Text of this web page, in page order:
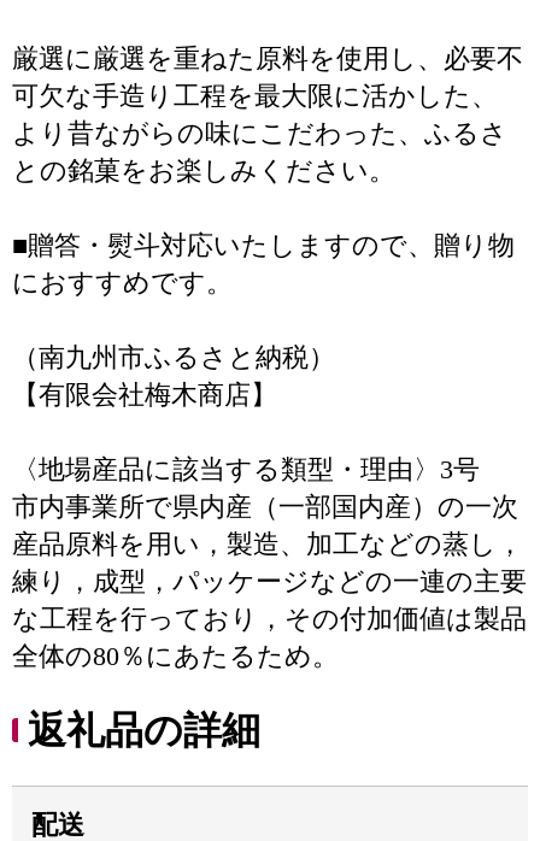
厳選に厳選を重ねた原料を使用し、必要不
可欠な手造り工程を最大限に活かした、
より昔ながらの味にこだわった、ふるさ
との銘菓をお楽しみください。
■贈答・熨斗対応いたしますので、贈り物
におすすめです。
（南九州市ふるさと納税）
【有限会社梅木商店】
〈地場産品に該当する類型・理由〉3号
市内事業所で県内産（一部国内産）の一次
産品原料を用い，製造、加工などの蒸し，
練り，成型，パッケージなどの一連の主要
な工程を行っており，その付加価値は製品
全体の80％にあたるため。
返礼品の詳細
配送